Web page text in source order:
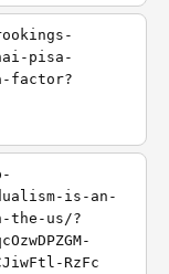
pisa-
factor?
is-an-
the-us/?
RzFc